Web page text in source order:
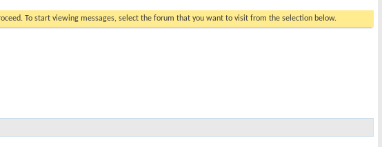
To start viewing messages, select the forum that you want to visit from the selection below.